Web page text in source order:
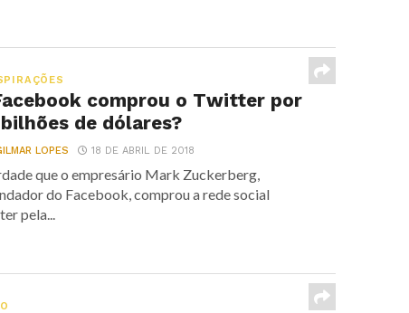
comprou o Twitter por
de dólares?
LOPES 18 DE ABRIL DE 2018
que o empresário Mark Zuckerberg,
do Facebook, comprou a rede social
pela...